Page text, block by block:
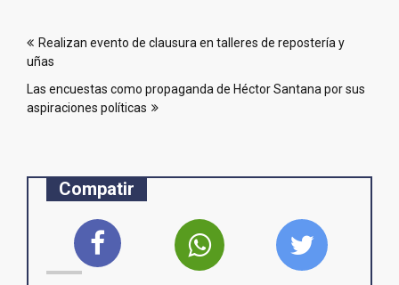
de
entradas
Realizan evento de clausura en talleres de repostería y
uñas
Las encuestas como propaganda de Héctor Santana por sus
aspiraciones políticas
Compatir